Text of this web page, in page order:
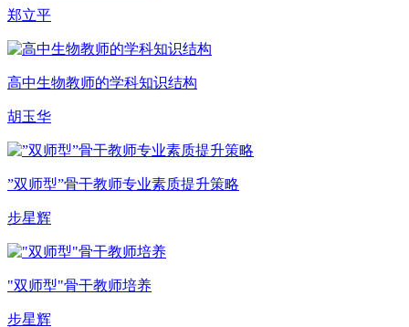
郑立平
高中生物教师的学科知识结构
胡玉华
”双师型”骨干教师专业素质提升策略
步星辉
"双师型"骨干教师培养
步星辉